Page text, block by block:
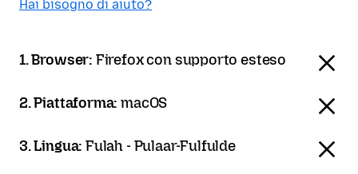
Hai bisogno di aiuto?
1. Browser: Firefox con supporto esteso
2. Piattaforma:macOS
3. Lingua:Fulah - Pulaar-Fulfulde